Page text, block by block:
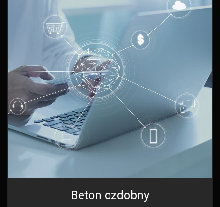
Beton ozdobny